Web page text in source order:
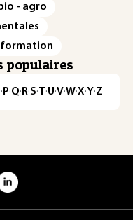
- agro
populaires
· P·Q· R·S·T·U·V·W·X·Y·Z